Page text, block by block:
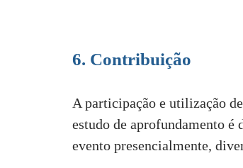
6. Contribuição
A participação e utilização
estudo de aprofundamento é
evento presencialmente,